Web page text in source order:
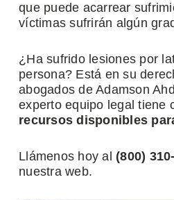
que puede acarrear
víctimas sufrirán algún
¿Ha sufrido lesiones por
persona? Está en su
abogados de Adamson
experto equipo legal tiene
recursos disponibles
Llámenos hoy al (800)
nuestra web.